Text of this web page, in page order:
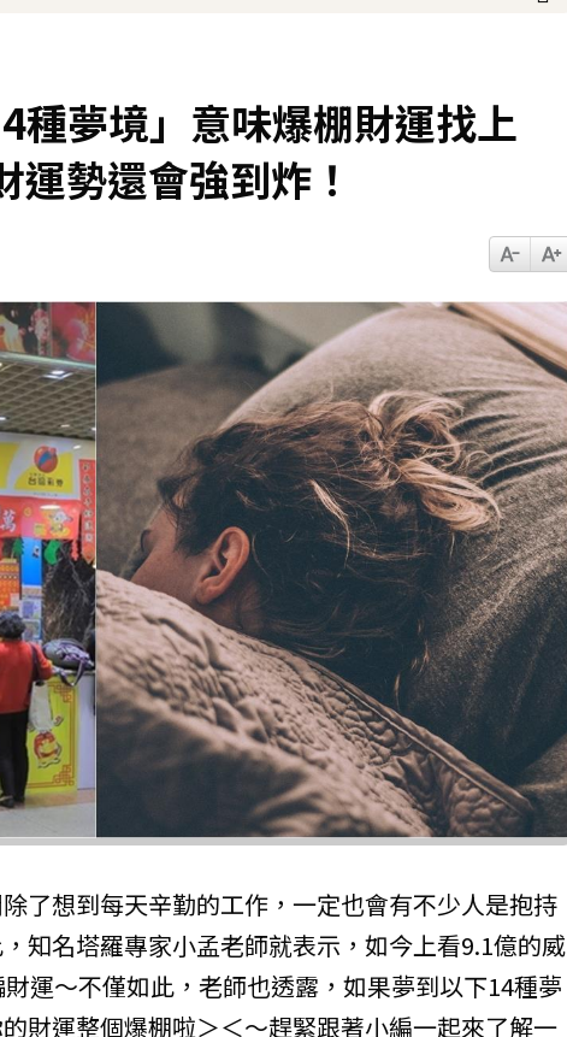
漢典再合體：我們還是回來了
20分鐘前
種夢境」意味爆棚財運找上
勢還會強到炸！
了想到每天辛勤的工作，一定也會有不少人是抱持
知名塔羅專家小孟老師就表示，如今上看9.1億的威
運～不僅如此，老師也透露，如果夢到以下14種夢
財運整個爆棚啦＞＜～趕緊跟著小編一起來了解一